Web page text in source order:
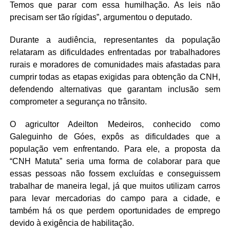
Temos que parar com essa humilhação. As leis não
precisam ser tão rígidas”, argumentou o deputado.
Durante a audiência, representantes da população
relataram as dificuldades enfrentadas por trabalhadores
rurais e moradores de comunidades mais afastadas para
cumprir todas as etapas exigidas para obtenção da CNH,
defendendo alternativas que garantam inclusão sem
comprometer a segurança no trânsito.
O agricultor Adeilton Medeiros, conhecido como
Galeguinho de Góes, expôs as dificuldades que a
população vem enfrentando. Para ele, a proposta da
“CNH Matuta” seria uma forma de colaborar para que
essas pessoas não fossem excluídas e conseguissem
trabalhar de maneira legal, já que muitos utilizam carros
para levar mercadorias do campo para a cidade, e
também há os que perdem oportunidades de emprego
devido à exigência de habilitação.